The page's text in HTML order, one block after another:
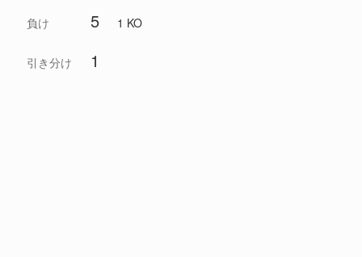
負け 5 1 KO
引き分け 1